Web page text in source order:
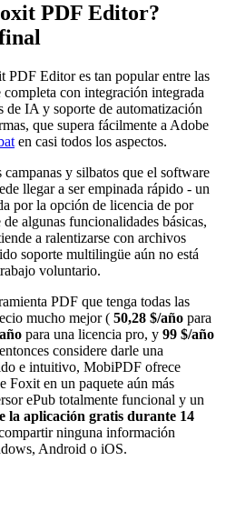
PDF Editor?
PDF Editor es tan popular entre las
completa con integración integrada
de IA y soporte de automatización
que supera fácilmente a Adobe
en casi todos los aspectos.
y silbatos que el software
llegar a ser empinada rápido - un
por la opción de licencia de por
algunas funcionalidades básicas,
a ralentizarse con archivos
soporte multilingüe aún no está
voluntario.
PDF que tenga todas las
mucho mejor ( 50,28 $/año para
para una licencia pro, y 99 $/año
considere darle una
e intuitivo, MobiPDF ofrece
Foxit en un paquete aún más
ePub totalmente funcional y un
la aplicación gratis durante 14
ninguna información
Android o iOS.